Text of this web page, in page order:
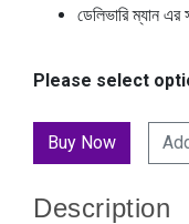
ডেলিভারি ম্যান এর
Please select
Description